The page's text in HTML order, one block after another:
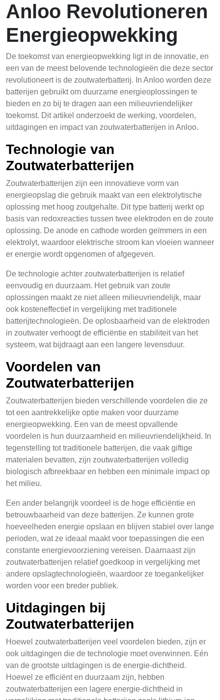
Anloo Revolutioneren
Energieopwekking
De toekomst van energieopwekking ligt in de innovatie, en
een van de meest belovende technologieën die deze sector
revolutioneert is de zoutwaterbatterij. In Anloo worden deze
batterijen gebruikt om duurzame energieoplossingen te
bieden en zo bij te dragen aan een milieuvriendelijker
toekomst. Dit artikel onderzoekt de werking, voordelen,
uitdagingen en impact van zoutwaterbatterijen in Anloo.
Technologie van
Zoutwaterbatterijen
Zoutwaterbatterijen zijn een innovatieve vorm van
energieopslag die gebruik maakt van een elektrolytische
oplossing met hoog zoutgehalte. Dit type batterij werkt op
basis van redoxreacties tussen twee elektroden en de zoute
oplossing. De anode en cathode worden geïmmers in een
elektrolyt, waardoor elektrische stroom kan vloeien wanneer
er energie wordt opgenomen of afgegeven.
De technologie achter zoutwaterbatterijen is relatief
eenvoudig en duurzaam. Het gebruik van zoute
oplossingen maakt ze niet alleen milieuvriendelijk, maar
ook kosteneffectief in vergelijking met traditionele
batterijtechnologieën. De oplosbaarheid van de elektroden
in zoutwater verhoogt de efficiëntie en stabiliteit van het
systeem, wat bijdraagt aan een langere levensduur.
Voordelen van
Zoutwaterbatterijen
Zoutwaterbatterijen bieden verschillende voordelen die ze
tot een aantrekkelijke optie maken voor duurzame
energieopwekking. Een van de meest opvallende
voordelen is hun duurzaamheid en milieuvriendelijkheid. In
tegenstelling tot traditionele batterijen, die vaak giftige
materialen bevatten, zijn zoutwaterbatterijen volledig
biologisch afbreekbaar en hebben een minimale impact op
het milieu.
Een ander belangrijk voordeel is de hoge efficiëntie en
betrouwbaarheid van deze batterijen. Ze kunnen grote
hoeveelheden energie opslaan en blijven stabiel over lange
perioden, wat ze ideaal maakt voor toepassingen die een
constante energievoorziening vereisen. Daarnaast zijn
zoutwaterbatterijen relatief goedkoop in vergelijking met
andere opslagtechnologieën, waardoor ze toegankelijker
worden voor een breder publiek.
Uitdagingen bij
Zoutwaterbatterijen
Hoewel zoutwaterbatterijen veel voordelen bieden, zijn er
ook uitdagingen die de technologie moet overwinnen. Eén
van de grootste uitdagingen is de energie-dichtheid.
Hoewel ze efficiënt en duurzaam zijn, hebben
zoutwaterbatterijen een lagere energie-dichtheid in